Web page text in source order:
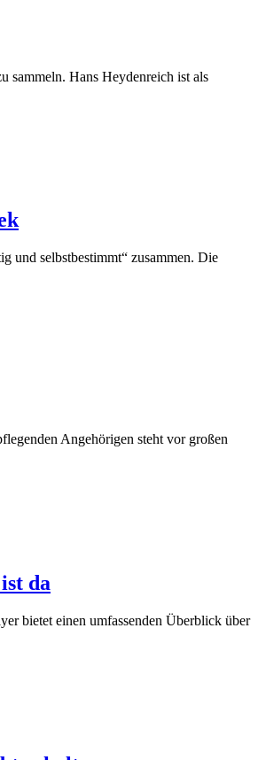
sammeln. Hans Heydenreich ist als
und selbstbestimmt“ zusammen. Die
Angehörigen steht vor großen
da
bietet einen umfassenden Überblick über